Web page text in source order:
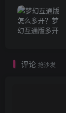
评论 抢沙发